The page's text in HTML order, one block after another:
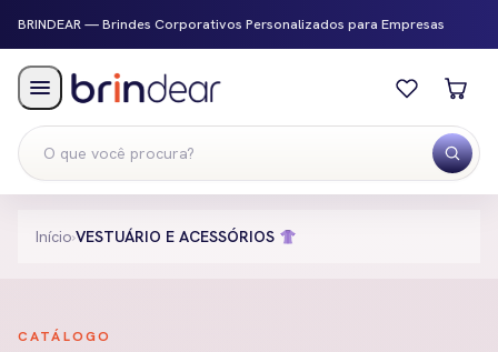
BRINDEAR — Brindes Corporativos Personalizados para Empresas
Menu
Início›VESTUÁRIO E ACESSÓRIOS
CATÁLOGO